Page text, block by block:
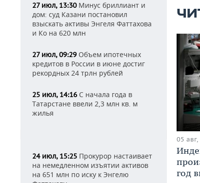
27 июл, 13:30Минус бриллиант и
дом: суд Казани постановил
взыскать активы Энгеля Фаттахова
и Ко на 620 млн
27 июл, 09:29 Объем ипотечных
кредитов в России в июне достиг
рекордных 24 трлн рублей
25 июл, 14:16 С начала года в
Татарстане ввели 2,3 млн кв. м
жилья
24 июл, 15:25 Прокурор настаивает
на немедленном изъятии активов
на 651 млн по иску к Энгелю
05
год